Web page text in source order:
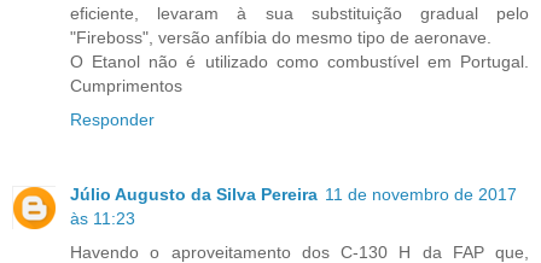
eficiente, levaram à sua substituição gradual pelo
"Fireboss", versão anfíbia do mesmo tipo de aeronave.
O Etanol não é utilizado como combustível em Portugal.
Cumprimentos
Responder
Júlio Augusto da Silva Pereira 11 de novembro de 2017
às 11:23
Havendo o aproveitamento dos C-130 H da FAP que,